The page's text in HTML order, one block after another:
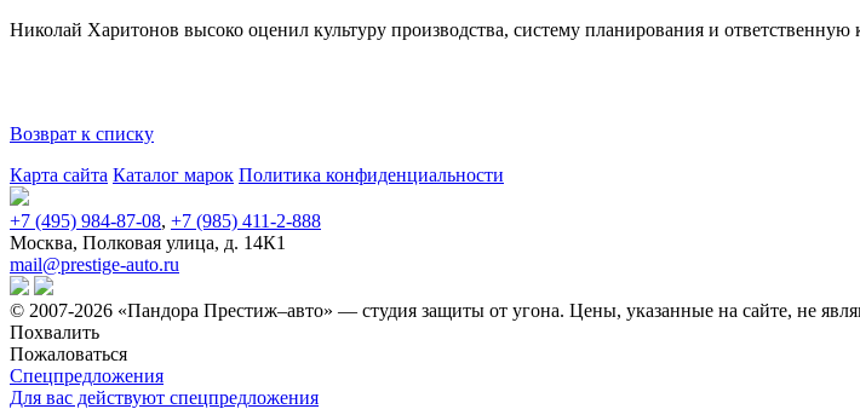
Николай Харитонов высоко оценил культуру производства, систему планирования и
Возврат к списку
Карта сайта Каталог марок Политика конфиденциальности
+7 (495) 984-87-08, +7 (985) 411-2-888
Москва, Полковая улица, д. 14К1
mail@prestige-auto.ru
© 2007-2026 «Пандора Престиж–авто» — студия защиты от угона. Цены, указанные на сайте, не
Похвалить
Пожаловаться
Спецпредложения
Для вас действуют спецпредложения